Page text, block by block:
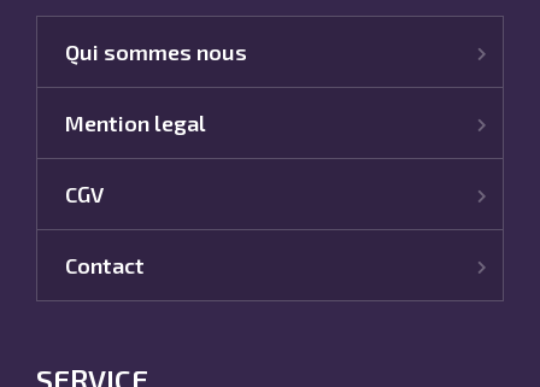
Qui sommes nous
Mention legal
CGV
Contact
SERVICE